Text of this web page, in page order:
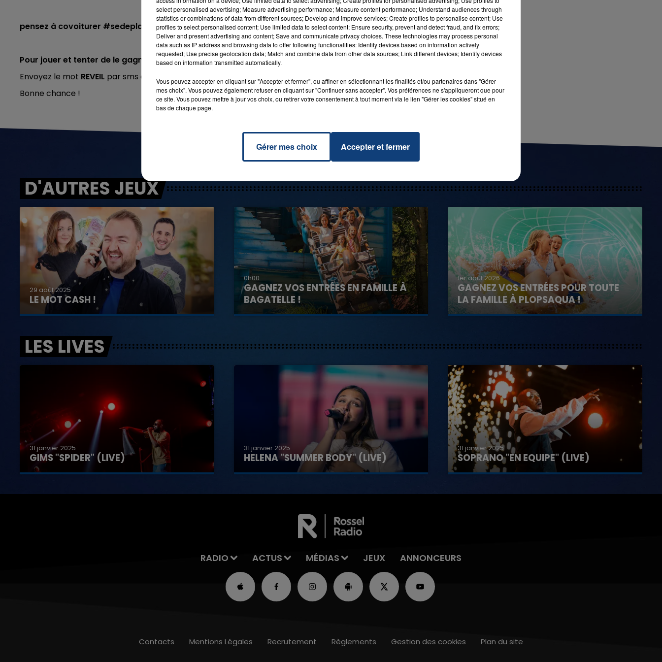
pensez à covoiturer #sedeplacermoinspolluer
Pour jouer et tenter de le gagner :
Envoyez le mot REVEIL par sms au 7 14 15
(prix d'un sms + 2x0.75cts€).
Bonne chance !
D'AUTRES JEUX
29 août 2025
LE MOT CASH !
0h00
GAGNEZ VOS ENTRÉES EN FAMILLE À
BAGATELLE !
1er août 2026
GAGNEZ VOS ENTRÉES POUR TOUTE
LA FAMILLE À PLOPSAQUA !
LES LIVES
31 janvier 2025
GIMS "SPIDER" (LIVE)
31 janvier 2025
HELENA "SUMMER BODY" (LIVE)
31 janvier 2025
SOPRANO "EN EQUIPE" (LIVE)
RADIO ACTUS MÉDIAS JEUX ANNONCEURS
Contacts Mentions Légales Recrutement Règlements Gestion des cookies Plan du site
select personalised advertising; Measure advertising performance; Measure content performance; Understand audiences through
statistics or combinations of data from different sources; Develop and improve services; Create profiles to personalise content; Use
profiles to select personalised content; Use limited data to select content; Ensure security, prevent and detect fraud, and fix errors;
Deliver and present advertising and content; Save and communicate privacy choices. These technologies may process personal
data such as IP address and browsing data to offer following functionalities: Identify devices based on information actively
requested; Use precise geolocation data; Match and combine data from other data sources; Link different devices; Identify devices
based on information transmitted automatically.
Vous pouvez accepter en cliquant sur "Accepter et fermer", ou affiner en sélectionnant les finalités et/ou partenaires dans "Gérer
mes choix". Vous pouvez également refuser en cliquant sur "Continuer sans accepter". Vos préférences ne s'appliqueront que pour
ce site. Vous pouvez mettre à jour vos choix, ou retirer votre consentement à tout moment via le lien "Gérer les cookies" situé en
bas de chaque page.
Gérer mes choix Accepter et fermer